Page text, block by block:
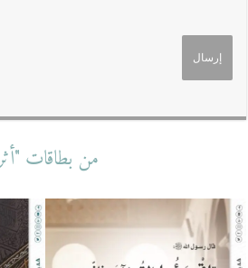
من بطاقات